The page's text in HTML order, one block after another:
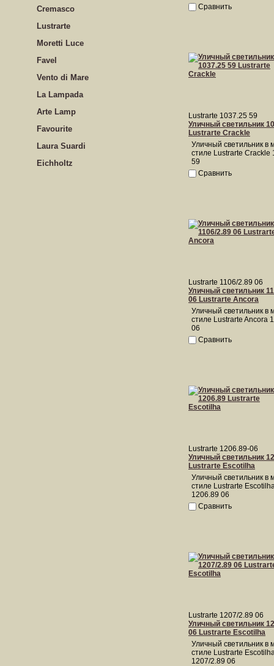
Cremasco
Lustrarte
Moretti Luce
Favel
Vento di Mare
La Lampada
Arte Lamp
Favourite
Laura Suardi
Eichholtz
Сравнить
Lustrarte 1037.25 59
Уличный светильник
Lustrarte Crackle
Уличный светильник в
стиле Lustrarte Crackle
59
Сравнить
Lustrarte 1106/2.89 06
Уличный светильник
06 Lustrarte Ancora
Уличный светильник в
стиле Lustrarte Ancora
06
Сравнить
Lustrarte 1206.89-06
Уличный светильник
Lustrarte Escotilha
Уличный светильник в
стиле Lustrarte
1206.89 06
Сравнить
Lustrarte 1207/2.89 06
Уличный светильник
06 Lustrarte Escotilha
Уличный светильник в
стиле Lustrarte
1207/2.89 06